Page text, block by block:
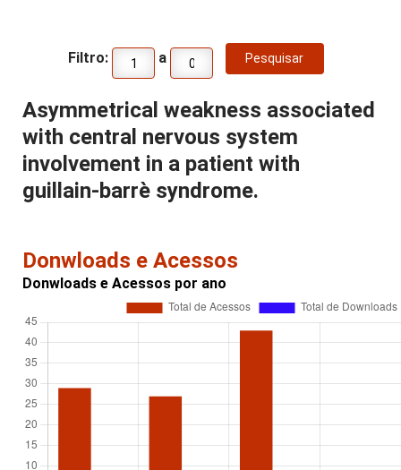
Filtro: a
Asymmetrical weakness associated
with central nervous system
involvement in a patient with
guillain-barrè syndrome.
Donwloads e Acessos
Donwloads e Acessos por ano